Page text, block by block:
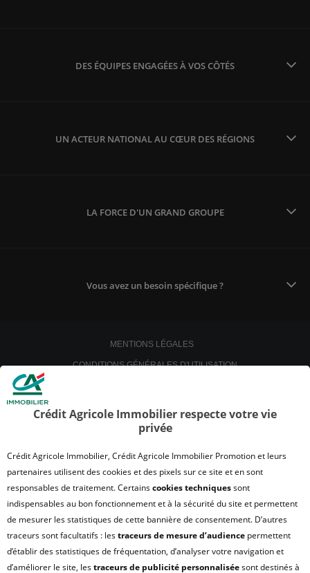
DES ÉQUIPES ENGAGÉES À VOS CÔTÉS
UN ACTEUR NATIONAL AU CŒUR DES RÉGIONS
LA FORCE D'UN GRAND GROUPE
Vous avez un besoin spécifique ?
MENTIONS LÉGALES
CONDITIONS GÉNÉRALES D'UTILISATION
SATISFACTION CLIENT
UN PROBLÈME SUR LE SITE ?
PLAN DU SITE
QUI SOMMES NOUS ?
MODULE DE GESTION DES COOKIES
Crédit Agricole Immobilier respecte votre vie
privée
Crédit Agricole Immobilier, Crédit Agricole Immobilier Promotion et leurs
partenaires utilisent des cookies et des pixels sur ce site et en sont
responsables de traitement. Certainscookies techniquessont
indispensables au bon fonctionnement et à la sécurité du site et permettent
de mesurer les statistiques de cette bannière de consentement. D’autres
traceurs sont facultatifs : lestraceurs de mesure d’audience permettent
d’établir des statistiques de fréquentation, d’analyser votre navigation et
d’améliorer le site, lestraceurs de publicité personnaliséesont destinés à